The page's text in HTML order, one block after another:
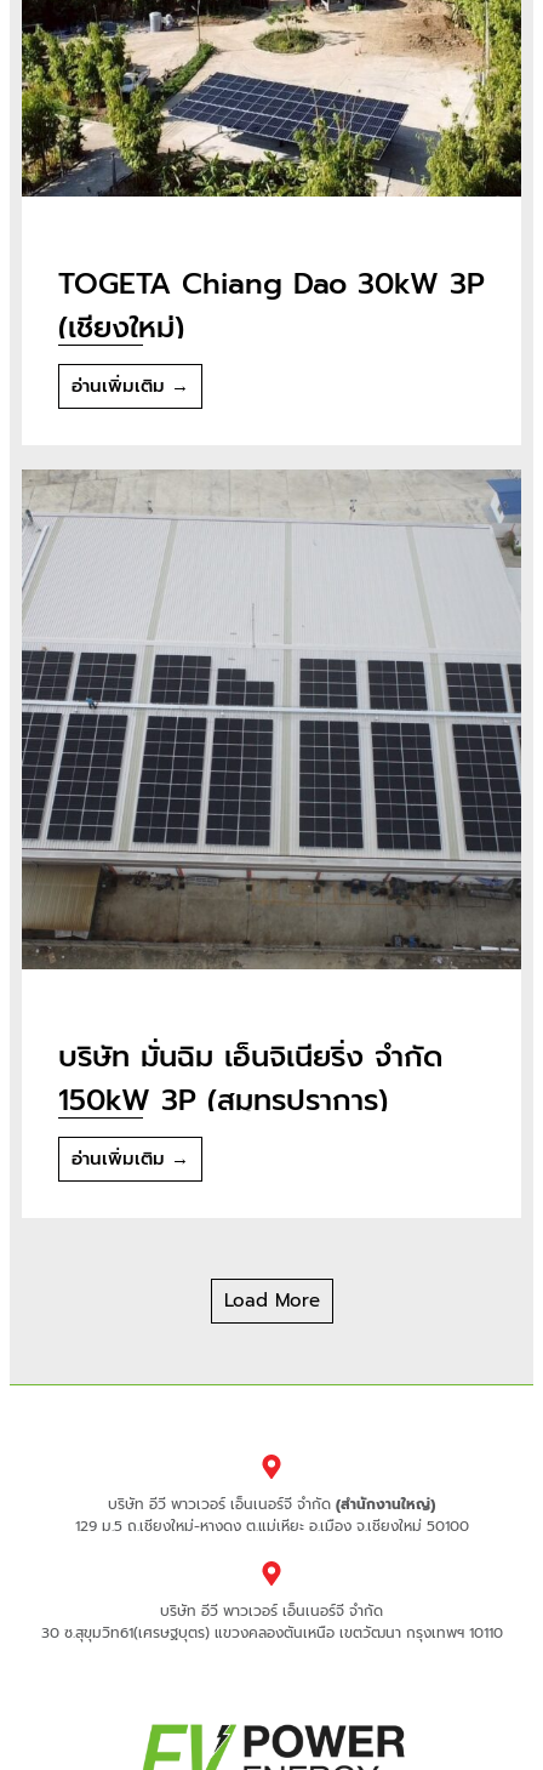
TOGETA Chiang Dao 30kW 3P
(เชียงใหม่)
อ่านเพิ่มเติม →
บริษัท มั่นฉิม เอ็นจิเนียริ่ง จำกัด
150kW 3P (สมุทรปราการ)
อ่านเพิ่มเติม →
Load More
บริษัท อีวี พาวเวอร์ เอ็นเนอร์จี จำกัด (สำนักงานใหญ่)
129 ม.5 ถ.เชียงใหม่-หางดง ต.แม่เหียะ อ.เมือง จ.เชียงใหม่ 50100
บริษัท อีวี พาวเวอร์ เอ็นเนอร์จี จำกัด
30 ซ.สุขุมวิท61(เศรษฐบุตร) แขวงคลองตันเหนือ เขตวัฒนา กรุงเทพฯ 10110